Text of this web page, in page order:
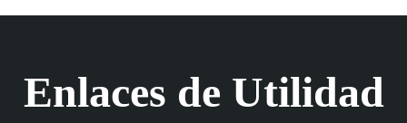
Enlaces de Utilidad